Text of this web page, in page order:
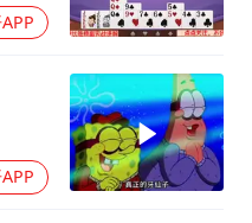
健身 共筑健康中国